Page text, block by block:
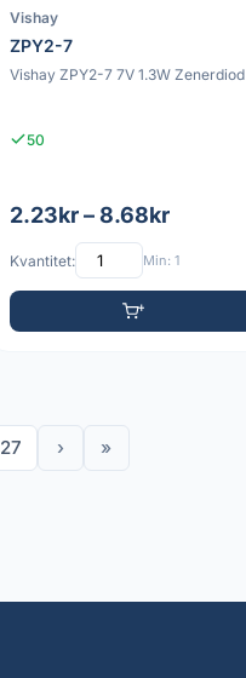
Vishay
ZPY2-7
Vishay ZPY2-7 7V 1.3W Zenerdiod
50
2.23kr – 8.68kr
Kvantitet: Min: 1
27 › »